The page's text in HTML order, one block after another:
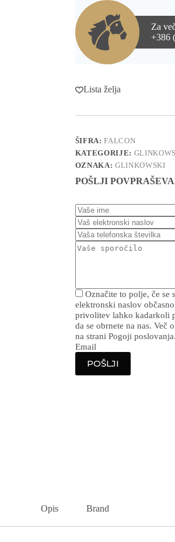
Za
+386
Lista želja
ŠIFRA:FALCON
KATEGORIJE:
OZNAKA: GLINKOWSKI
POŠLJI
Označite to polje, če se
elektronski naslov
privolitev lahko kadarkoli
da se obrnete na nas. Več
na strani Pogoji poslovanja.
Email
POŠLJI
Opis Brand